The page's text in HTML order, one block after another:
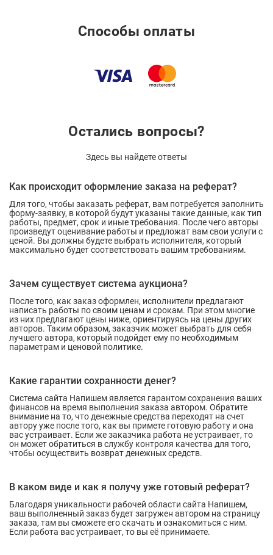
Способы оплаты
Остались вопросы?
Здесь вы найдете ответы
Как происходит оформление заказа на реферат?
Для того, чтобы заказать реферат, вам потребуется заполнить
форму-заявку, в которой будут указаны такие данные, как тип
работы, предмет, срок и иные требования. После чего авторы
произведут оценивание работы и предложат вам свои услуги с
ценой. Вы должны будете выбрать исполнителя, который
максимально будет соответствовать вашим требованиям.
Зачем существует система аукциона?
После того, как заказ оформлен, исполнители предлагают
написать работы по своим ценам и срокам. При этом многие
из них предлагают цены ниже, ориентируясь на цены других
авторов. Таким образом, заказчик может выбрать для себя
лучшего автора, который подойдет ему по необходимым
параметрам и ценовой политике.
Какие гарантии сохранности денег?
Система сайта Напишем является гарантом сохранения ваших
финансов на время выполнения заказа автором. Обратите
внимание на то, что денежные средства переходят на счет
автору уже после того, как вы примете готовую работу и она
вас устраивает. Если же заказчика работа не устраивает, то
он может обратиться в службу контроля качества для того,
чтобы осуществить возврат денежных средств.
В каком виде и как я получу уже готовый реферат?
Благодаря уникальности рабочей области сайта Напишем,
ваш выполненный заказ будет загружен автором на страницу
заказа, там вы сможете его скачать и ознакомиться с ним.
Если работа вас устраивает, то вы её принимаете.